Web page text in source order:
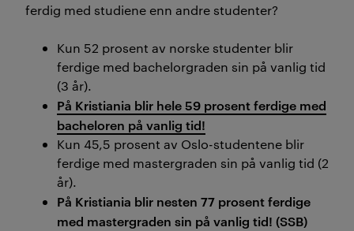
ferdig med studiene enn andre studenter?
Kun 52 prosent av norske studenter blir
ferdige med bachelorgraden sin på vanlig tid
(3 år).
På Kristiania blir hele 59 prosent ferdige med
bacheloren på vanlig tid!
Kun 45,5 prosent av Oslo-studentene blir
ferdige med mastergraden sin på vanlig tid (2
år).
På Kristiania blir nesten 77 prosent ferdige
med mastergraden sin på vanlig tid! (SSB)